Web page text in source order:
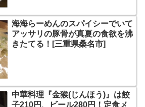
海海らーめんのスパイシーでいて
アッサリの豚骨が真夏の食欲を沸
きたてる！[三重県桑名市]
中華料理『金猴(じんほう)』は餃
子210円、ビール280円！定食メ